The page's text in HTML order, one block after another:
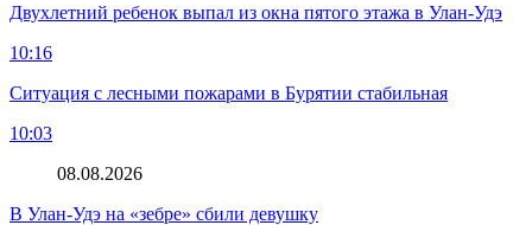
Двухлетний ребенок выпал из окна пятого этажа в Улан-Удэ
10:16
Ситуация с лесными пожарами в Бурятии стабильная
10:03
08.08.2026
В Улан-Удэ на «зебре» сбили девушку